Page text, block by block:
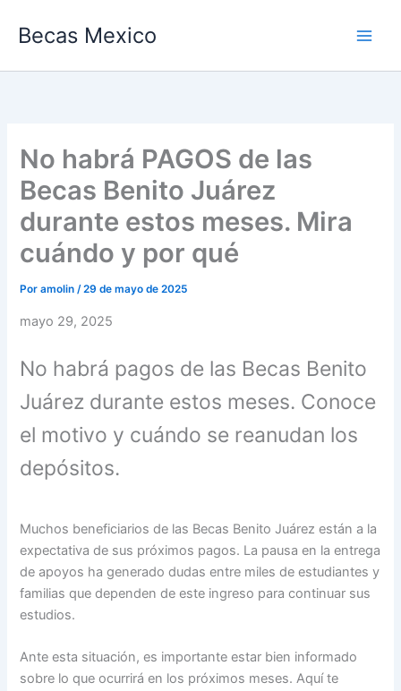
Becas Mexico
No habrá PAGOS de las
Becas Benito Juárez
durante estos meses. Mira
cuándo y por qué
Poramolin/29 de mayo de 2025
mayo 29, 2025
No habrá pagos de las Becas Benito
Juárez durante estos meses. Conoce
el motivo y cuándo se reanudan los
depósitos.
Muchos beneficiarios de las Becas Benito Juárez están a la
expectativa de sus próximos pagos. La pausa en la entrega
de apoyos ha generado dudas entre miles de estudiantes y
familias que dependen de este ingreso para continuar sus
estudios.
Ante esta situación, es importante estar bien informado
sobre lo que ocurrirá en los próximos meses. Aquí te